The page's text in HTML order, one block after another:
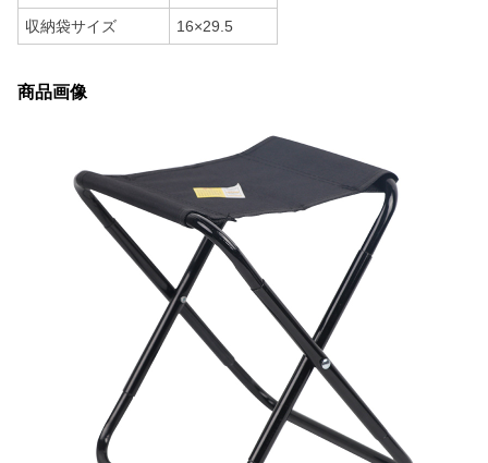
収納袋サイズ 16×29.5
商品画像